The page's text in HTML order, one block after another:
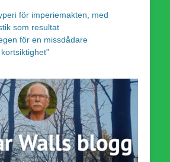
för imperiemakten, med
som resultat
för en missdådare